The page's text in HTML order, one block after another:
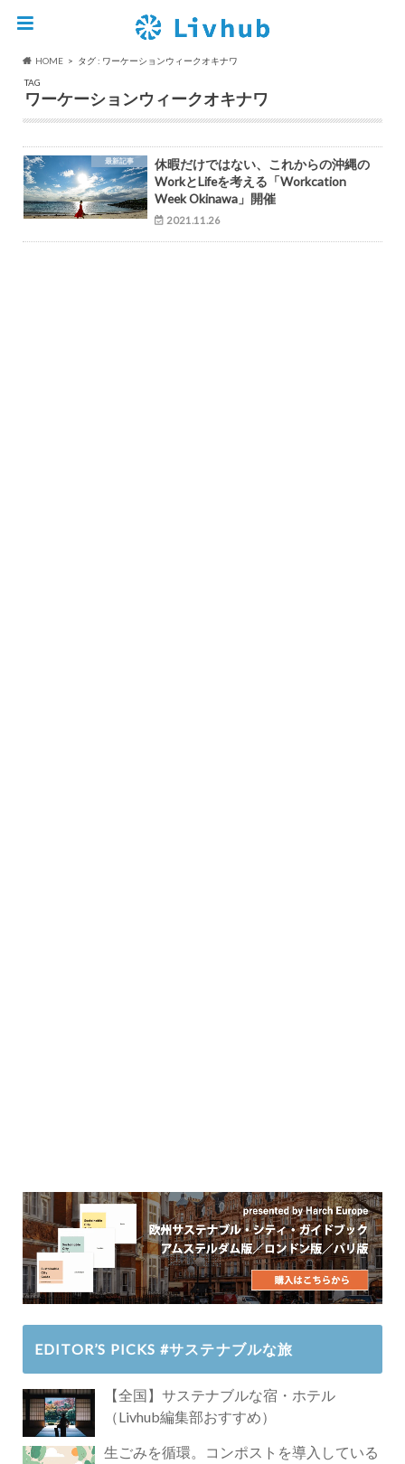
HOME
タグ : ワーケーションウィークオキナワ
TAG
ワーケーションウィークオキナワ
最新記事
休暇だけではない、これからの沖縄の
WorkとLifeを考える「Workcation
Week Okinawa」開催
2021.11.26
EDITOR’S PICKS #サステナブルな旅
【全国】サステナブルな宿・ホテル
（Livhub編集部おすすめ）
生ごみを循環。コンポストを導入している